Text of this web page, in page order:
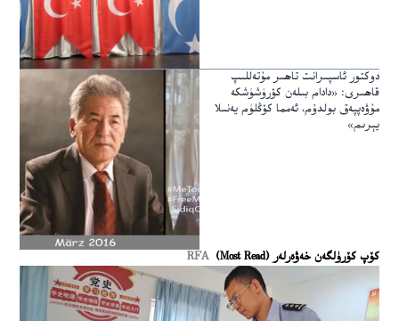
دوكتور ئاسپىرانت تاھىر مۇتەللىپ
قاھىرى: «دادام بىلەن كۆرۈشۈشكە
مۇۋەپپەق بولدۇم، ئەمما كۆڭلۈم يەنىلا
يېرىم»
كۆپ كۆرۈلگەن خەۋەرلەر (Most Read) RFA